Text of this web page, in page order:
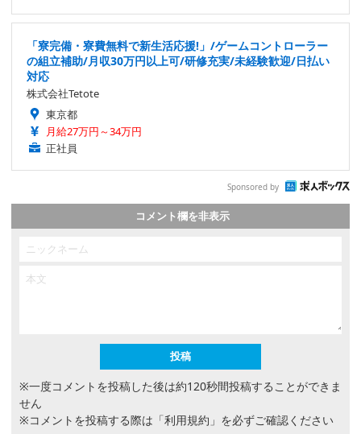
「寮完備・寮費無料で新生活応援!」/ゲームコントローラー
の組立補助/月収30万円以上可/研修充実/未経験歓迎/日払い
対応
株式会社Tetote
東京都
月給27万円～34万円
正社員
Sponsored by
コメント欄を非表示
※一度コメントを投稿した後は約120秒間投稿することができま
せん
※コメントを投稿する際は 「利用規約」 を必ずご確認ください